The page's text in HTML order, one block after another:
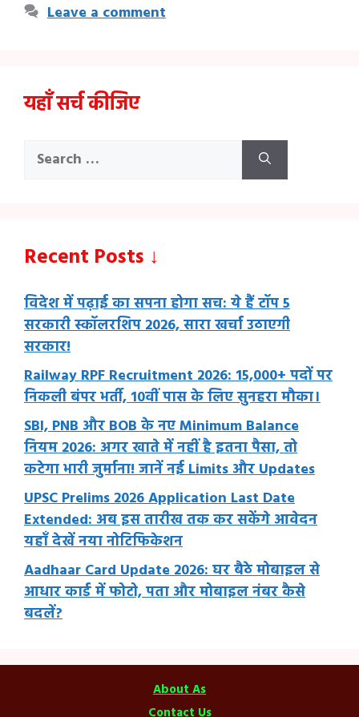
Leave a comment
यहाँ सर्च कीजिए
Search
Recent Posts ↓
विदेश में पढ़ाई का सपना होगा सच: ये हैं टॉप 5
सरकारी स्कॉलरशिप 2026, सारा खर्चा उठाएगी
सरकार!
Railway RPF Recruitment 2026: 15,000+ पदों पर
निकली बंपर भर्ती, 10वीं पास के लिए सुनहरा मौका।
SBI, PNB और BOB के नए Minimum Balance
नियम 2026: अगर खाते में नहीं है इतना पैसा, तो
कटेगा भारी जुर्माना! जानें नई Limits और Updates
UPSC Prelims 2026 Application Last Date
Extended: अब इस तारीख तक कर सकेंगे आवेदन
यहाँ देखें नया नोटिफिकेशन
Aadhaar Card Update 2026: घर बैठे मोबाइल से
आधार कार्ड में फोटो, पता और मोबाइल नंबर कैसे
बदलें?
About As
Contact Us